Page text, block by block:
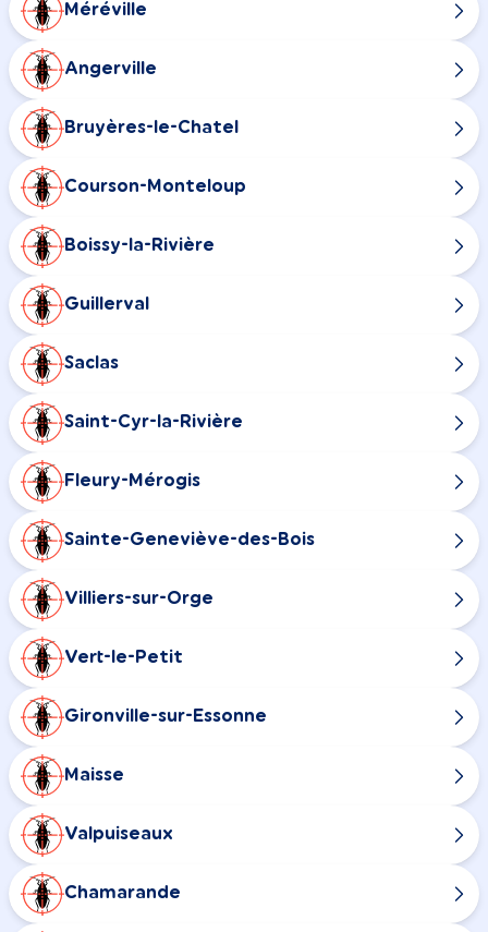
Méréville
Angerville
Bruyères-le-Chatel
Courson-Monteloup
Boissy-la-Rivière
Guillerval
Saclas
Saint-Cyr-la-Rivière
Fleury-Mérogis
Sainte-Geneviève-des-Bois
Villiers-sur-Orge
Vert-le-Petit
Gironville-sur-Essonne
Maisse
Valpuiseaux
Chamarande